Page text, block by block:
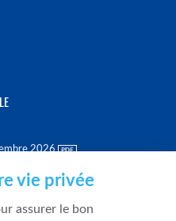
2026
vie privée
assurer le bon